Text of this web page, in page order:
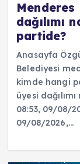
dağılımı
partide?
Anasayfa
Belediyesi
kimde hangi
üyesi
08:53, 09/08/
09/08/2026,…